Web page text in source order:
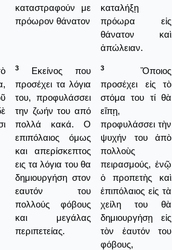
καταστραφούν με
πρόωρον θάνατον
καταλήξῃ
πρόωρα εἰς
θάνατον καὶ
ἀπώλειαν.
3
Εκείνος που
προσέχει τα λόγια
του, προφυλάσσει
την ζωήν του από
πολλά κακά. Ο
επιπόλαιος όμως
και απερίσκεπτος
εις τα λόγια του θα
δημιουργήση στον
εαυτόν του
πολλούς φόβους
και μεγάλας
περιπετείας.
3
Ὅποιος
προσέχει εἰς τὸ
στόμα του τί θὰ
εἴπῃ,
προφυλάσσει τὴν
ψυχήν του ἀπὸ
πολλοὺς
πειρασμούς, ἐνῷ
ὁ προπετὴς καὶ
ἐπιπόλαιος εἰς τὰ
χείλη του θὰ
δημιουργήσῃ εἰς
τὸν ἑαυτόν του
φόβους,